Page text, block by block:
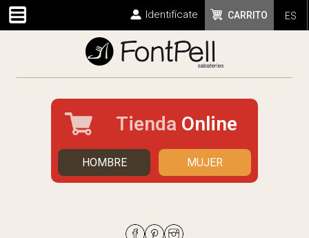
ES
CARRITO
Identifícate
Tienda Online
HOMBRE MUJER